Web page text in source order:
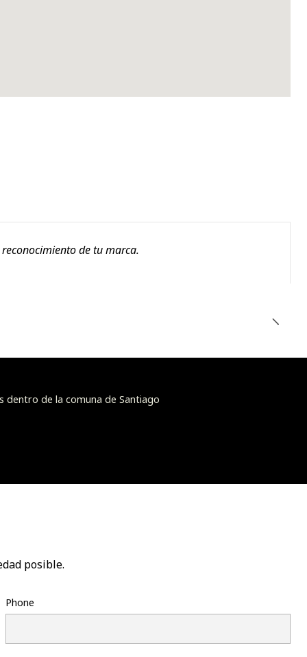
de tu marca.
dentro de la comuna de Santiago
posible.
Phone